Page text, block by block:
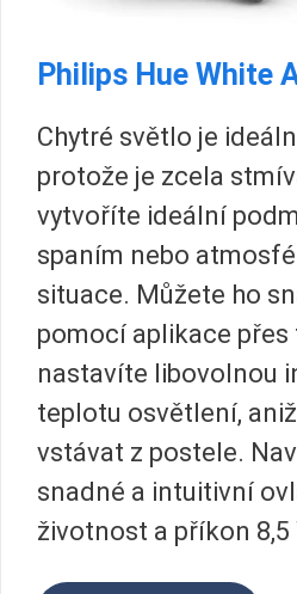
Philips Hue White
Chytré světlo je
protože je zcela
vytvoříte ideální
spaním nebo
situace. Můžete ho
pomocí aplikace
nastavíte libovolnou
teplotu osvětlení,
vstávat z postele.
snadné a intuitivní
životnost a příkon 8,5